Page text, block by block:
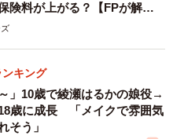
険料が上がる？【FPが解
キング
」10歳で綾瀬はるかの娘役→
歳に成長 「メイクで雰囲気
そう」